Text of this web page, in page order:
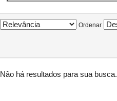
Ordenar
Não há resultados para sua busca.